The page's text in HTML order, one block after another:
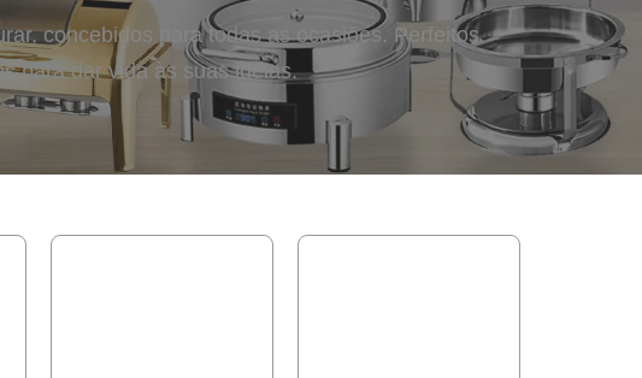
concebidos para todas as ocasiões. Perfeitos
para dar vida às suas ideias.